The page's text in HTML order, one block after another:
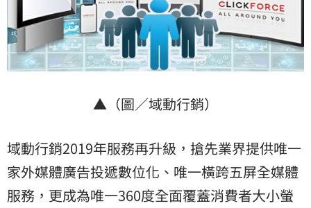
▲（圖／域動行銷）
域動行銷2019年服務再升級，搶先業界提供唯一
家外媒體廣告投遞數位化、唯一橫跨五屏全媒體
服務，更成為唯一360度全面覆蓋消費者大小螢